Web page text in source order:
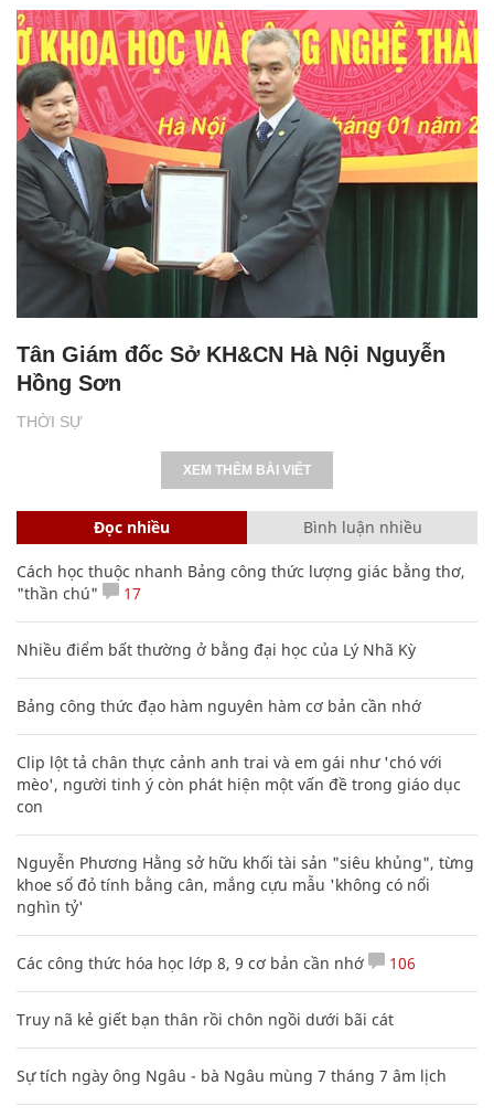
THỜI SỰ
Tân Giám đốc Sở KH&CN Hà Nội Nguyễn
Hồng Sơn
XEM THÊM BÀI VIẾT
Đọc nhiều Bình luận nhiều
Cách học thuộc nhanh Bảng công thức lượng giác bằng thơ,
"thần chú"
17
Nhiều điểm bất thường ở bằng đại học của Lý Nhã Kỳ
Bảng công thức đạo hàm nguyên hàm cơ bản cần nhớ
Clip lột tả chân thực cảnh anh trai và em gái như 'chó với
mèo', người tinh ý còn phát hiện một vấn đề trong giáo dục
con
Nguyễn Phương Hằng sở hữu khối tài sản "siêu khủng", từng
khoe sổ đỏ tính bằng cân, mắng cựu mẫu 'không có nổi
nghìn tỷ'
Các công thức hóa học lớp 8, 9 cơ bản cần nhớ 106
Truy nã kẻ giết bạn thân rồi chôn ngồi dưới bãi cát
Sự tích ngày ông Ngâu - bà Ngâu mùng 7 tháng 7 âm lịch